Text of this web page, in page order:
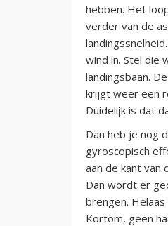
hebben. Het
verder van de
wind in. Stel die
landingsbaan.
krijgt weer een
Duidelijk is dat
Dan heb je nog
gyroscopisch
aan de kant van
Dan wordt er
brengen.
Kortom, geen